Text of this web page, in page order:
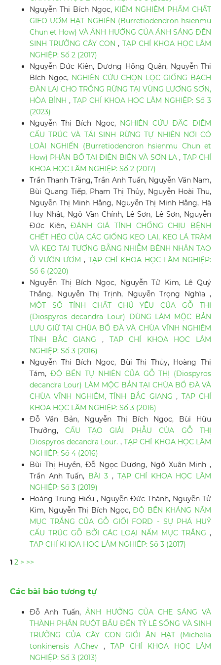
Nguyễn Thị Bích Ngọc, KIỂM NGHIỆM PHẨM CHẤT
GIEO ƯƠM HẠT NGHIÊN (Burretiodendron hsienmu
Chun et How) VÀ ẢNH HƯỞNG CỦA ÁNH SÁNG ĐẾN
SINH TRƯỞNG CÂY CON, TẠP CHÍ KHOA HỌC LÂM
NGHIỆP: Số 2 (2017)
Nguyễn Đức Kiên, Dương Hồng Quân, Nguyễn Thị
Bích Ngọc, NGHIÊN CỨU CHỌN LỌC GIỐNG BẠCH
ĐÀN LAI CHO TRỒNG RỪNG TẠI VÙNG LƯƠNG SƠN,
HÒA BÌNH , TẠP CHÍ KHOA HỌC LÂM NGHIỆP: Số 3
(2023)
Nguyễn Thị Bích Ngọc, NGHIÊN CỨU ĐẶC ĐIỂM
CẤU TRÚC VÀ TÁI SINH RỪNG TỰ NHIÊN NƠI CÓ
LOÀI NGHIẾN (Burretiodendron hsienmu Chun et
How) PHÂN BỐ TẠI ĐIỆN BIÊN VÀ SƠN LA, TẠP CHÍ
KHOA HỌC LÂM NGHIỆP: Số 2 (2017)
Trần Thanh Trăng, Trần Anh Tuấn, Nguyễn Văn Nam,
Bùi Quang Tiếp, Phạm Thị Thủy, Nguyễn Hoài Thu,
Nguyễn Thị Minh Hằng, Nguyễn Thị Minh Hằng, Hà
Huy Nhật, Ngô Văn Chính, Lê Sơn, Lê Sơn, Nguyễn
Đức Kiên,ĐÁNH GIÁ TÍNH CHỐNG CHỊU BỆNH
CHẾT HÉO CỦA CÁC GIỐNG KEO LAI, KEO LÁ TRÀM
VÀ KEO TAI TƯỢNG BẰNG NHIỄM BỆNH NHÂN TẠO
Ở VƯỜN ƯƠM ,TẠP CHÍ KHOA HỌC LÂM NGHIỆP:
Số 6 (2020)
Nguyễn Thị Bích Ngọc, Nguyễn Tử Kim, Lê Quý
Thắng, Nguyễn Thị Trịnh, Nguyễn Trọng Nghĩa ,
MỘT SỐ TÍNH CHẤT CHỦ YẾU CỦA GỖ THỊ
(Diospyros decandra Lour) DÙNG LÀM MỘC BẢN
LƯU GIỮ TẠI CHÙA BỔ ĐÀ VÀ CHÙA VĨNH NGHIÊM
TỈNH BẮC GIANG , TẠP CHÍ KHOA HỌC LÂM
NGHIỆP: Số 3 (2016)
Nguyễn Thi Bích Ngọc, Bùi Thị Thủy, Hoàng Thị
Tám, ĐỘ BỀN TỰ NHIÊN CỦA GỖ THỊ (Diospyros
decandra Lour) LÀM MỘC BẢN TẠI CHÙA BỔ ĐÀ VÀ
CHÙA VĨNH NGHIÊM, TỈNH BẮC GIANG, TẠP CHÍ
KHOA HỌC LÂM NGHIỆP: Số 3 (2016)
Đỗ Văn Bản, Nguyễn Thị Bích Ngọc, Bùi Hữu
Thưởng,CẤU TẠO GIẢI PHẪU CỦA GỖ THỊ
Diospyros decandra Lour. ,TẠP CHÍ KHOA HỌC LÂM
NGHIỆP: Số 4 (2016)
Bùi Thị Huyền, Đỗ Ngọc Dương, Ngô Xuân Minh ,
Trần Anh Tuấn, BÀI 3, TẠP CHÍ KHOA HỌC LÂM
NGHIỆP: Số 3 (2019)
Hoàng Trung Hiếu , Nguyễn Đức Thành, Nguyễn Tử
Kim, Nguyễn Thị Bích Ngọc,ĐỘ BỀN KHÁNG NẤM
MỤC TRẮNG CỦA GỖ GIỔI FORD - SỰ PHÁ HUỶ
CẤU TRÚC GỖ BỞI CÁC LOẠI NẤM MỤC TRẮNG,
TẠP CHÍ KHOA HỌC LÂM NGHIỆP: Số 3 (2017)
1 2 > >>
Các bài báo tương tự
Đỗ Anh Tuấn,ẢNH HƯỞNG CỦA CHE SÁNG VÀ
THÀNH PHẦN RUỘT BẦU ĐẾN TỶ LỆ SỐNG VÀ SINH
TRƯỞNG CỦA CÂY CON GIỔI ĂN HẠT (Michelia
tonkinensis A.Chev ,TẠP CHÍ KHOA HỌC LÂM
NGHIỆP: Số 3 (2013)